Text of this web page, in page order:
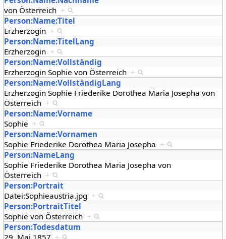
von Österreich +
Person:Name:Titel
Erzherzogin +
Person:Name:TitelLang
Erzherzogin +
Person:Name:Vollständig
Erzherzogin Sophie von Österreich +
Person:Name:VollständigLang
Erzherzogin Sophie Friederike Dorothea Maria Josepha von
Österreich +
Person:Name:Vorname
Sophie +
Person:Name:Vornamen
Sophie Friederike Dorothea Maria Josepha +
Person:NameLang
Sophie Friederike Dorothea Maria Josepha von
Österreich +
Person:Portrait
Datei:Sophieaustria.jpg +
Person:PortraitTitel
Sophie von Österreich +
Person:Todesdatum
29. Mai 1857 +